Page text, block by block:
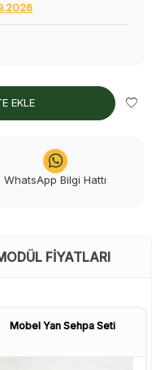
EKLE
WhatsApp Bilgi Hattı
FIYATLARI
Mobel Yan Sehpa Seti